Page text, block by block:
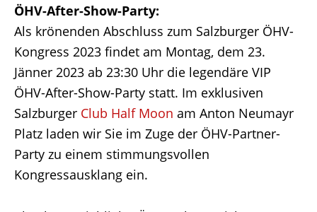
ÖHV-After-Show-Party:
Als krönenden Abschluss zum Salzburger ÖHV-
Kongress 2023 findet am Montag, dem 23.
Jänner 2023 ab 23:30 Uhr die legendäre VIP
ÖHV-After-Show-Party statt. Im exklusiven
Salzburger Club Half Moon am Anton Neumayr
Platz laden wir Sie im Zuge der ÖHV-Partner-
Party zu einem stimmungsvollen
Kongressausklang ein.